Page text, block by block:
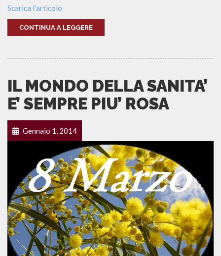
Scarica l'articolo
CONTINUA A LEGGERE
IL MONDO DELLA SANITA’
E’ SEMPRE PIU’ ROSA
Gennaio 1, 2014